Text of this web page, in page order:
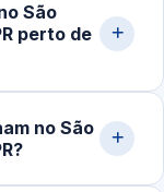
São
perto de
da
de R$400,00;
no São